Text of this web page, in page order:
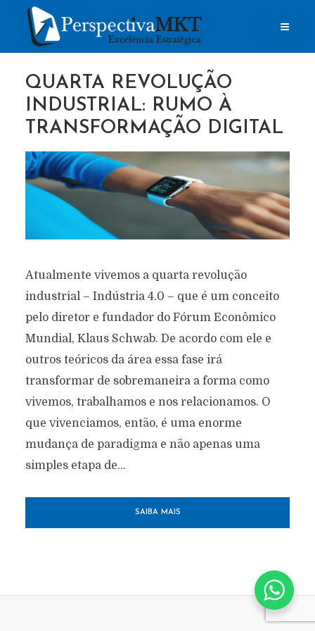
QUARTA REVOLUÇÃO
INDUSTRIAL: RUMO À
TRANSFORMAÇÃO DIGITAL
Atualmente vivemos a quarta revolução
industrial – Indústria 4.0 – que é um conceito
pelo diretor e fundador do Fórum Econômico
Mundial, Klaus Schwab. De acordo com ele e
outros teóricos da área essa fase irá
transformar de sobremaneira a forma como
vivemos, trabalhamos e nos relacionamos. O
que vivenciamos, então, é uma enorme
mudança de paradigma e não apenas uma
simples etapa de...
SAIBA MAIS